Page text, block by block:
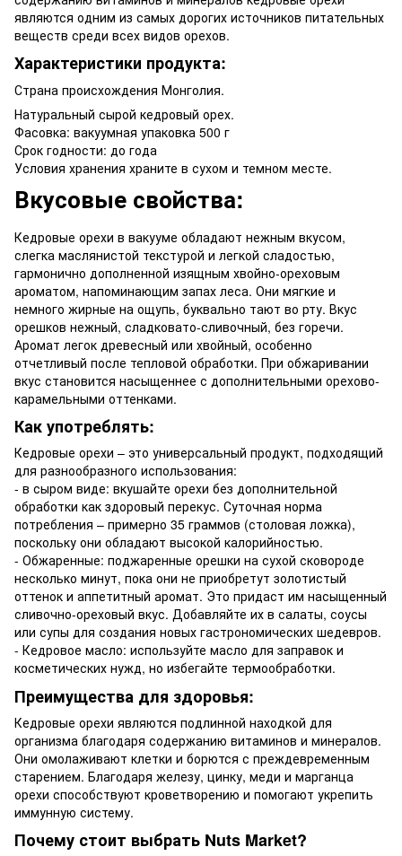
являются одним из самых дорогих источников питательных
веществ среди всех видов орехов.
Характеристики продукта:
Страна происхождения Монголия.
Натуральный сырой кедровый орех.
Фасовка: вакуумная упаковка 500 г
Срок годности: до года
Условия хранения храните в сухом и темном месте.
Вкусовые свойства:
Кедровые орехи в вакууме обладают нежным вкусом,
слегка маслянистой текстурой и легкой сладостью,
гармонично дополненной изящным хвойно-ореховым
ароматом, напоминающим запах леса. Они мягкие и
немного жирные на ощупь, буквально тают во рту. Вкус
орешков нежный, сладковато-сливочный, без горечи.
Аромат легок древесный или хвойный, особенно
отчетливый после тепловой обработки. При обжаривании
вкус становится насыщеннее с дополнительными орехово-
карамельными оттенками.
Как употреблять:
Кедровые орехи – это универсальный продукт, подходящий
для разнообразного использования:
- в сыром виде: вкушайте орехи без дополнительной
обработки как здоровый перекус. Суточная норма
потребления – примерно 35 граммов (столовая ложка),
поскольку они обладают высокой калорийностью.
- Обжаренные: поджаренные орешки на сухой сковороде
несколько минут, пока они не приобретут золотистый
оттенок и аппетитный аромат. Это придаст им насыщенный
сливочно-ореховый вкус. Добавляйте их в салаты, соусы
или супы для создания новых гастрономических шедевров.
- Кедровое масло: используйте масло для заправок и
косметических нужд, но избегайте термообработки.
Преимущества для здоровья:
Кедровые орехи являются подлинной находкой для
организма благодаря содержанию витаминов и минералов.
Они омолаживают клетки и борются с преждевременным
старением. Благодаря железу, цинку, меди и марганца
орехи способствуют кроветворению и помогают укрепить
иммунную систему.
Почему стоит выбрать Nuts Market?